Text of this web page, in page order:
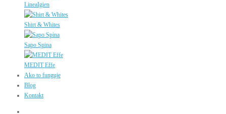
LineaIgien
Shirt & Whites
Sapo Spina
MEDIT Effe
Ako to funguje
Blog
Kontakt